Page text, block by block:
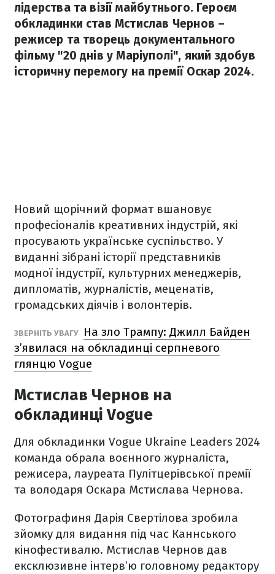
лідерства та візії майбутнього. Героєм
обкладинки став Мстислав Чернов –
режисер та творець документального
фільму "20 днів у Маріуполі", який здобув
історичну перемогу на премії Оскар 2024.
Новий щорічний формат вшановує
професіоналів креативних індустрій, які
просувають українське суспільство. У
виданні зібрані історії представників
модної індустрії, культурних менеджерів,
дипломатів, журналістів, меценатів,
громадських діячів і волонтерів.
ЗВЕРНІТЬ УВАГУ
На зло Трампу: Джилл Байден
з’явилася на обкладинці серпневого
глянцю Vogue
Мстислав Чернов на
обкладинці Vogue
Для обкладинки Vogue Ukraine Leaders 2024
команда обрала воєнного журналіста,
режисера, лауреата Пулітцерівської премії
та володаря Оскара Мстислава Чернова.
Фотографиня Дарія Свертілова зробила
зйомку для видання під час Каннського
кінофестивалю. Мстислав Чернов дав
ексклюзивне інтерв’ю головному редактору